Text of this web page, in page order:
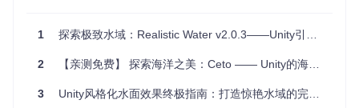
阔完美复刻。
实度和美感。
1 探索极致水域：Realistic Water v2.0.3——Unity引擎的水体革命
2 【亲测免费】 探索海洋之美：Ceto —— Unity的海洋系统
3 Unity风格化水面效果终极指南：打造惊艳水域的完整解决方案